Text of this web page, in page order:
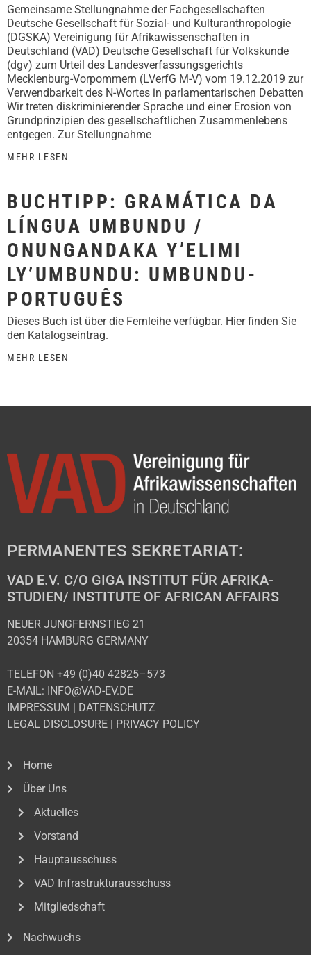
Gemeinsame Stellungnahme der Fachgesellschaften
Deutsche Gesellschaft für Sozial- und Kulturanthropologie
(DGSKA) Vereinigung für Afrikawissenschaften in
Deutschland (VAD) Deutsche Gesellschaft für Volkskunde
(dgv) zum Urteil des Landesverfassungsgerichts
Mecklenburg-Vorpommern (LVerfG M-V) vom 19.12.2019 zur
Verwendbarkeit des N-Wortes in parlamentarischen Debatten
Wir treten diskriminierender Sprache und einer Erosion von
Grundprinzipien des gesellschaftlichen Zusammenlebens
entgegen. Zur Stellungnahme
MEHR LESEN
BUCHTIPP: GRAMÁTICA DA
LÍNGUA UMBUNDU /
ONUNGANDAKA Y’ELIMI
LY’UMBUNDU: UMBUNDU-
PORTUGUÊS
Dieses Buch ist über die Fernleihe verfügbar. Hier finden Sie
den Katalogseintrag.
MEHR LESEN
PERMANENTES SEKRETARIAT:
VAD E.V. C/O GIGA INSTITUT FÜR AFRIKA-
STUDIEN/ INSTITUTE OF AFRICAN AFFAIRS
NEUER JUNGFERNSTIEG 21
20354 HAMBURG GERMANY
TELEFON +49 (0)40 42825–573
E-MAIL: INFO@VAD-EV.DE
IMPRESSUM
DATENSCHUTZ
LEGAL DISCLOSURE
PRIVACY POLICY
Home
Über Uns
Aktuelles
Vorstand
Hauptausschuss
VAD Infrastrukturausschuss
Mitgliedschaft
Nachwuchs